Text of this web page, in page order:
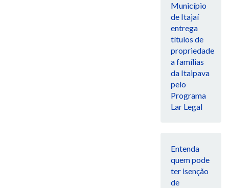
Município
de Itajaí
entrega
títulos de
propriedade
a famílias
da Itaipava
pelo
Programa
Lar Legal
Entenda
quem pode
ter isenção
de